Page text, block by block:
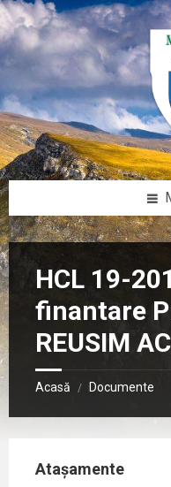
Sari
la
conținut
Salt
la
bara
laterală
stângă
Salt
la
bara
laterală
dreaptă
Salt
la
subsol
HCL 19-
finantare
REUSIM
Acasă / Documente
Atașamente